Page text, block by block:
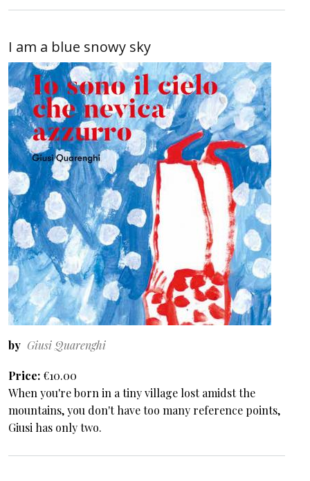
I am a blue snowy sky
by Giusi Quarenghi
Price €10.00
When you're born in a tiny village lost amidst the
mountains, you don't have too many reference points,
Giusi has only two.